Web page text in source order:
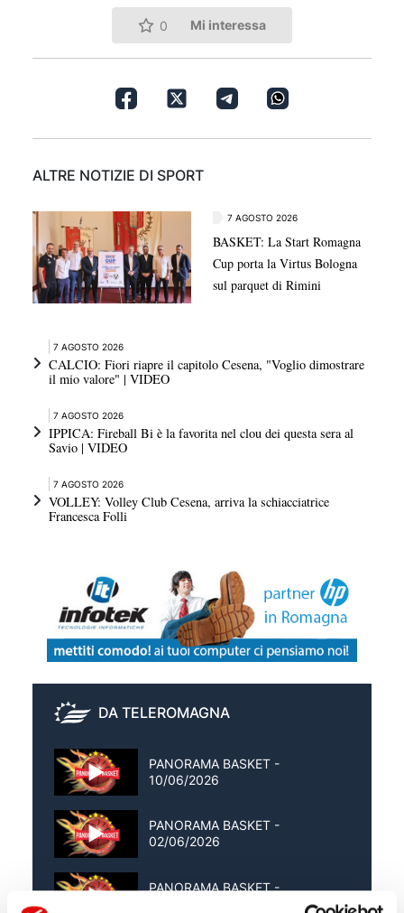
0 Mi interessa
ALTRE NOTIZIE DI SPORT
7 AGOSTO 2026
BASKET: La Start Romagna
Cup porta la Virtus Bologna
sul parquet di Rimini
7 AGOSTO 2026
CALCIO: Fiori riapre il capitolo Cesena, "Voglio dimostrare
il mio valore" | VIDEO
7 AGOSTO 2026
IPPICA: Fireball Bi è la favorita nel clou dei questa sera al
Savio | VIDEO
7 AGOSTO 2026
VOLLEY: Volley Club Cesena, arriva la schiacciatrice
Francesca Folli
DA TELEROMAGNA
PANORAMA BASKET -
10/06/2026
PANORAMA BASKET -
02/06/2026
PANORAMA BASKET -